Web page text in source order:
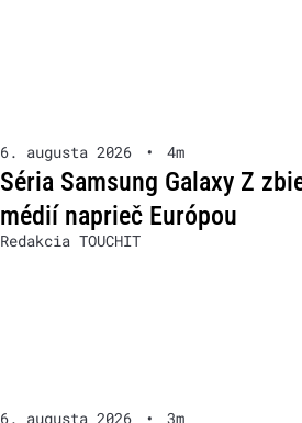
6. augusta 2026 • 4m
Séria Samsung Galaxy Z
médií naprieč Európou
Redakcia TOUCHIT
6. augusta 2026 • 3m